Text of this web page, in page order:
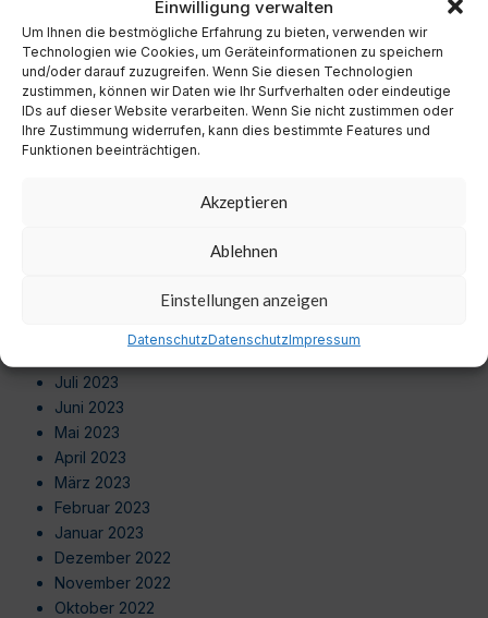
Einwilligung verwalten
Um Ihnen die bestmögliche Erfahrung zu bieten, verwenden wir
Technologien wie Cookies, um Geräteinformationen zu speichern
und/oder darauf zuzugreifen. Wenn Sie diesen Technologien
zustimmen, können wir Daten wie Ihr Surfverhalten oder eindeutige
IDs auf dieser Website verarbeiten. Wenn Sie nicht zustimmen oder
Ihre Zustimmung widerrufen, kann dies bestimmte Features und
Funktionen beeinträchtigen.
Akzeptieren
Ablehnen
Einstellungen anzeigen
DatenschutzDatenschutzImpressum
September 2024
August 2024
Juli 2024
Juni 2024
Mai 2024
April 2024
September 2023
Juli 2023
Juni 2023
Mai 2023
April 2023
März 2023
Februar 2023
Januar 2023
Dezember 2022
November 2022
Oktober 2022